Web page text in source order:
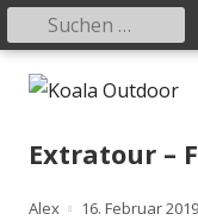
SpringeKoala
Hier ist eine Übersicht
Primäres
Menü
Extratour –
Autor
Alex
Veröffentlicht
16. Februar 2019